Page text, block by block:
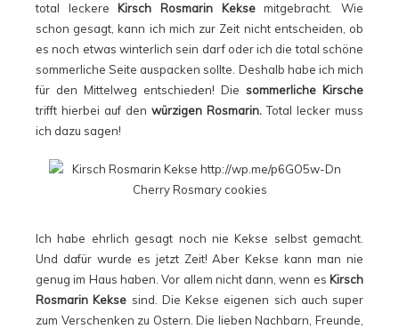
total leckere Kirsch Rosmarin Keksemitgebracht. Wie
schon gesagt, kann ich mich zur Zeit nicht entscheiden, ob
es noch etwas winterlich sein darf oder ich die total schöne
sommerliche Seite auspacken sollte. Deshalb habe ich mich
für den Mittelweg entschieden! Die sommerliche Kirsche
trifft hierbei auf den würzigen Rosmarin.Total lecker muss
ich dazu sagen!
Ich habe ehrlich gesagt noch nie Kekse selbst gemacht.
Und dafür wurde es jetzt Zeit! Aber Kekse kann man nie
genug im Haus haben. Vor allem nicht dann, wenn es Kirsch
Rosmarin Kekse sind. Die Kekse eigenen sich auch super
zum Verschenken zu Ostern. Die lieben Nachbarn, Freunde,